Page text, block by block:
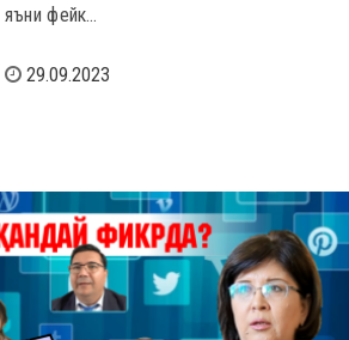
яъни фейк…
29.09.2023